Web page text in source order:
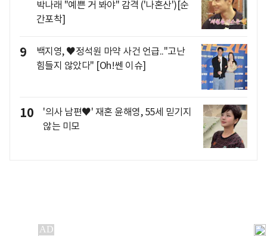
박나래 "예쁜 거 봐야" 감격 ('나혼산')[순
간포착]
9
백지영, ♥정석원 마약 사건 언급.."고난
힘들지 않았다" [Oh!쎈 이슈]
10
'의사 남편♥' 재혼 윤해영, 55세 믿기지
않는 미모